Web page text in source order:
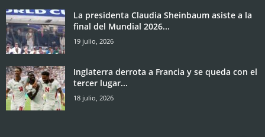
La presidenta Claudia Sheinbaum asiste a la
final del Mundial 2026...
19 julio, 2026
Inglaterra derrota a Francia y se queda con el
tercer lugar...
18 julio, 2026